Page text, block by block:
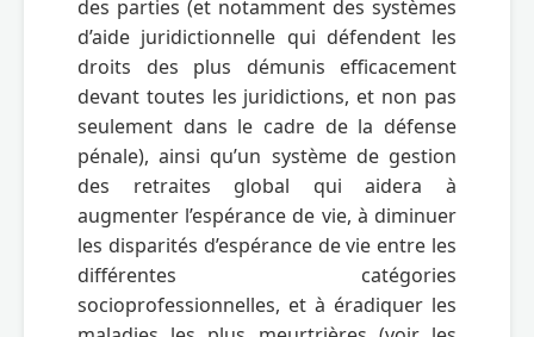
des parties (et notamment des systèmes
d’aide juridictionnelle qui défendent les
droits des plus démunis efficacement
devant toutes les juridictions, et non pas
seulement dans le cadre de la défense
pénale), ainsi qu’un système de gestion
des retraites global qui aidera à
augmenter l’espérance de vie, à diminuer
les disparités d’espérance de vie entre les
différentes catégories
socioprofessionnelles, et à éradiquer les